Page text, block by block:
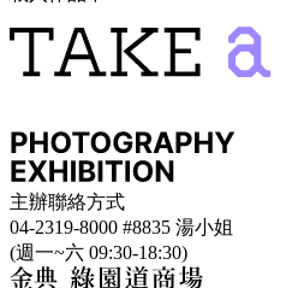
主辦聯絡方式
04-2319-8000 #8835 湯小姐
(週一~六 09:30-18:30)